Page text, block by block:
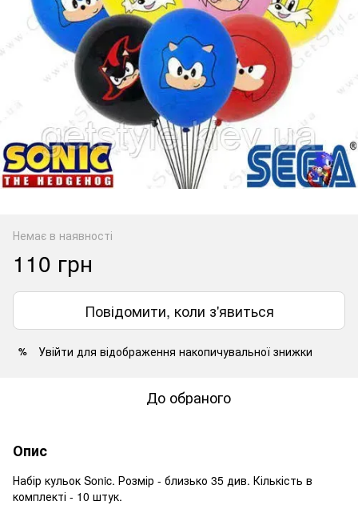
Немає в наявності
110 грн
Повідомити, коли з'явиться
% Увійти для відображення накопичувальної знижки
До обраного
Опис
Набір кульок Sonic. Розмір - близько 35 див. Кількість в
комплекті - 10 штук.